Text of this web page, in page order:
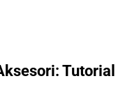
Tutorial